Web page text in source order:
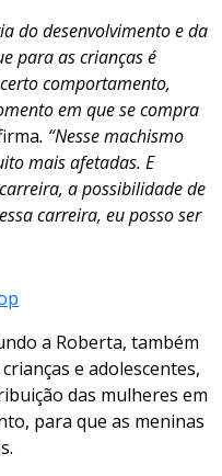
do desenvolvimento e da
para as crianças é
comportamento,
em que se compra
. “Nesse machismo
mais afetadas. E
a possibilidade de
carreira, eu posso ser
a Roberta, também
e adolescentes,
das mulheres em
para que as meninas